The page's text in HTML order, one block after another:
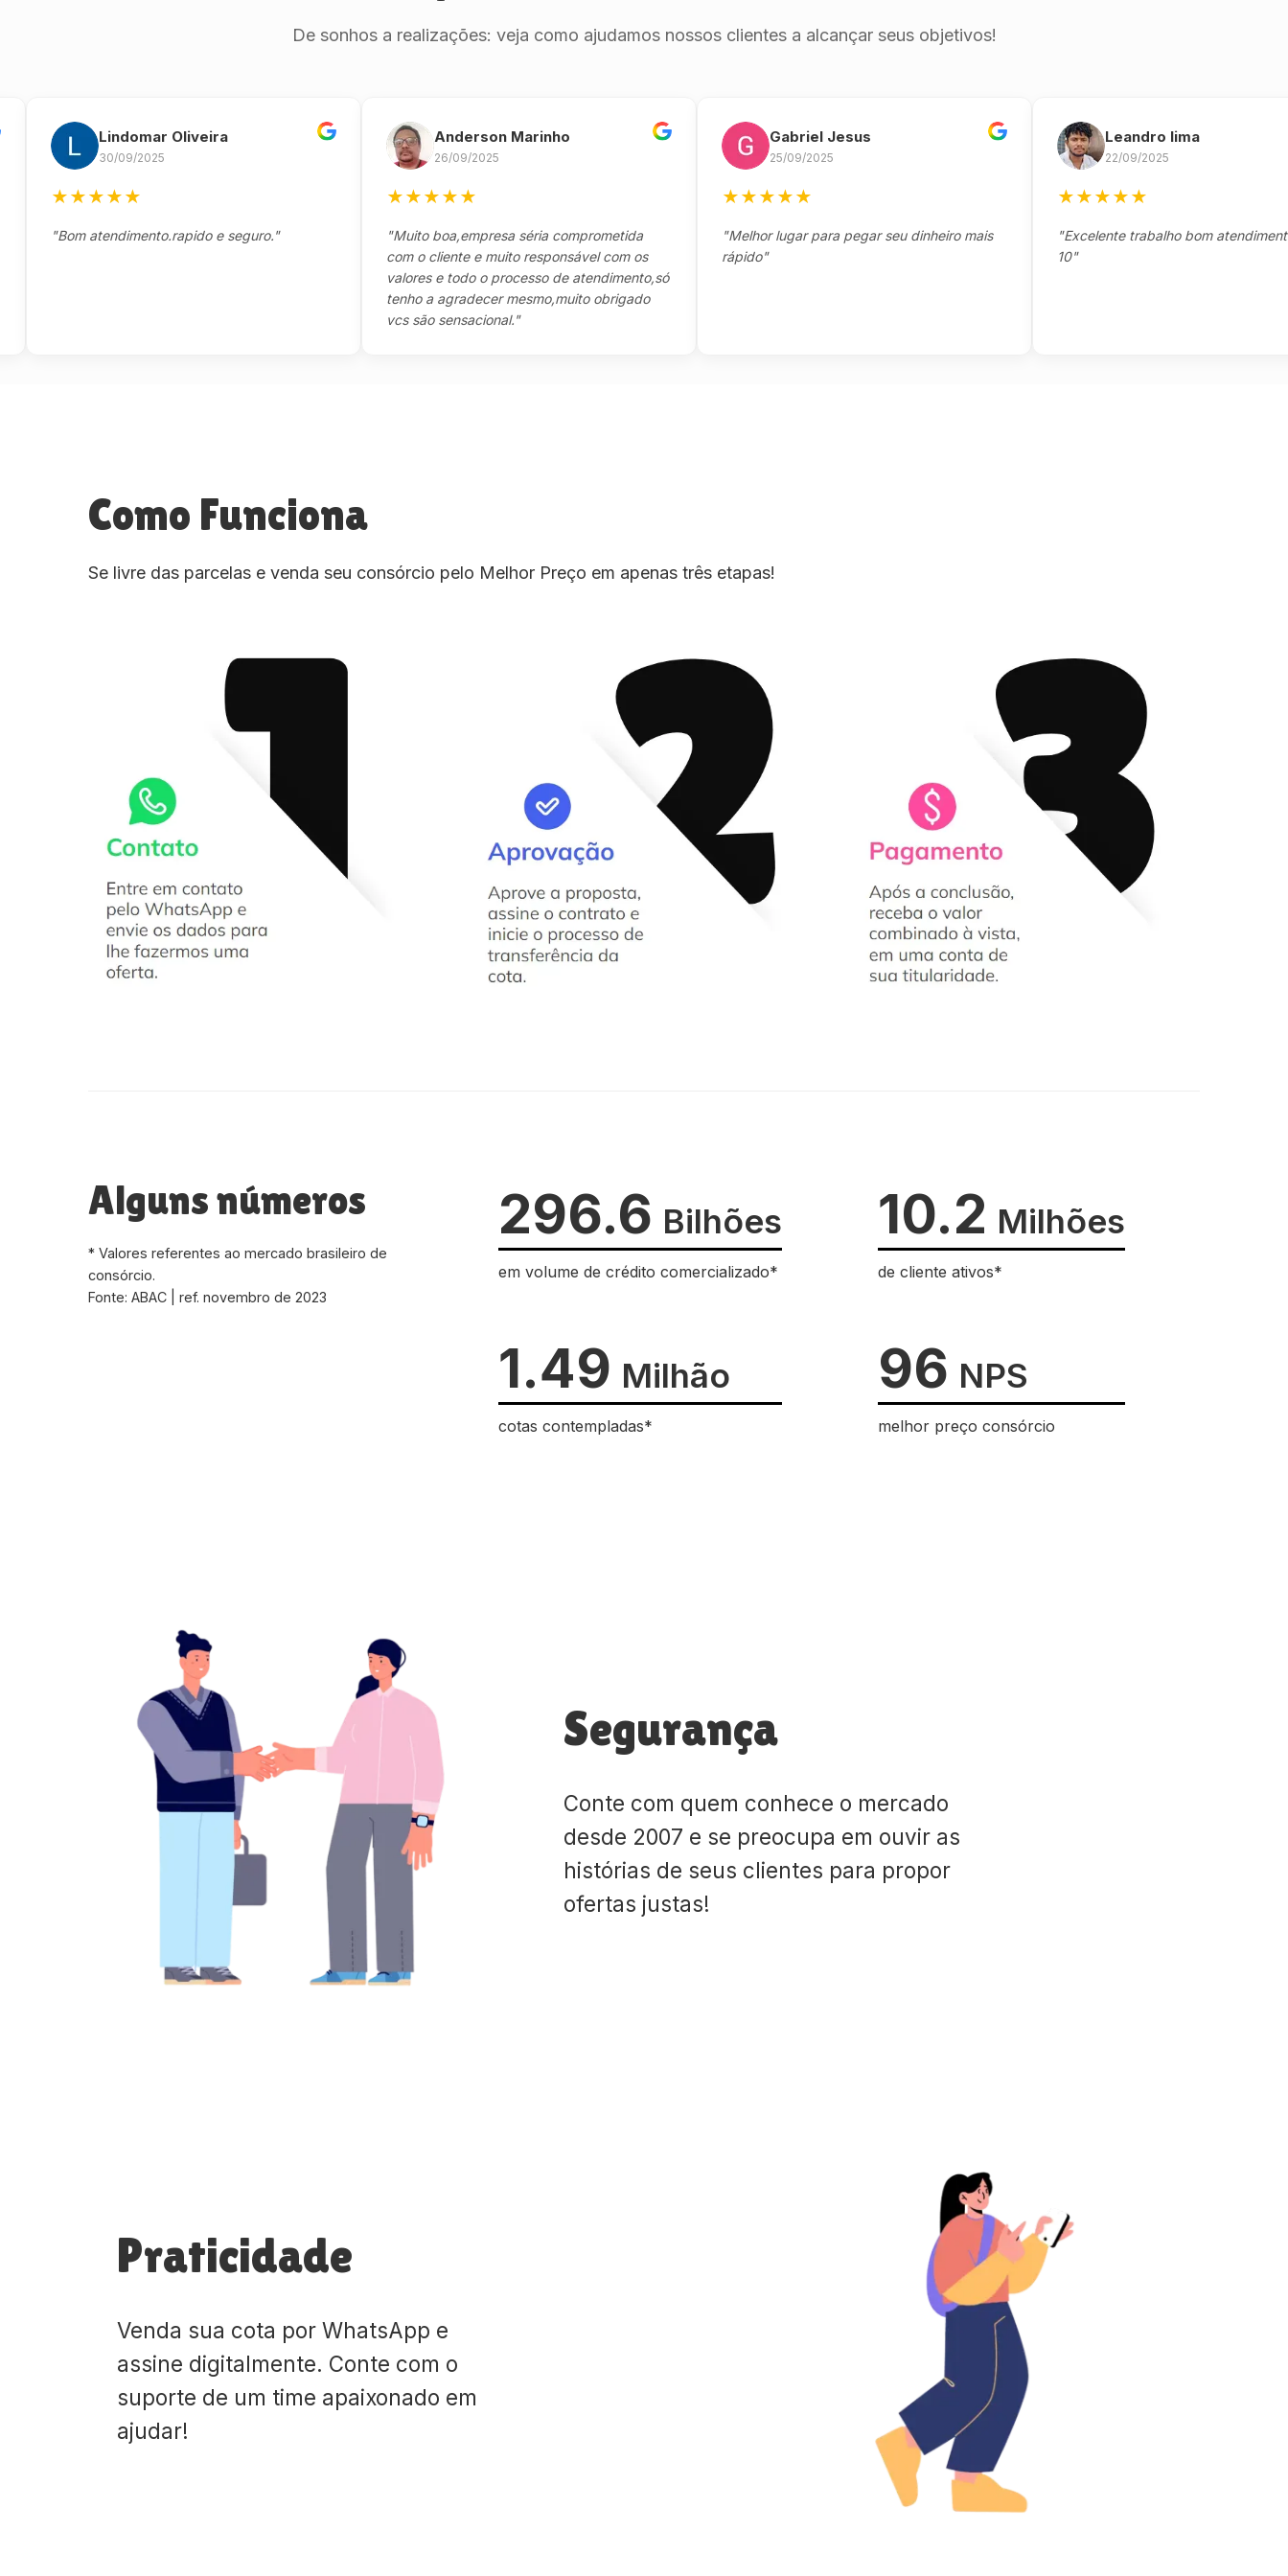
De sonhos a realizações: veja como ajudamos nossos clientes a alcançar seus objetivos!
Lindomar Oliveira
30/09/2025
★★★
"Bom atendimento.rapido e seguro."
Anderson Marinho
26/09/2025
★★★
"Muito boa,empresa séria comprometida
com o cliente e muito responsável com os
valores e todo o processo de atendimento,só
tenho a agradecer mesmo,muito obrigado
vcs são sensacional."
Gabriel Jesus
25/09/2025
★★★
"Melhor lugar para pegar seu dinheiro mais
rápido"
Leandro lima
22/09/2025
★★★
"Excelente trabalho bom atendimento
Como Funciona
Se livre das parcelas e venda seu consórcio pelo Melhor Preço em apenas três etapas!
Alguns números
* Valores referentes ao mercado brasileiro de
consórcio.
Fonte: ABAC | ref. novembro de 2023
296.6 Bilhões
em volume de crédito comercializado*
10.2 Milhões
de cliente ativos*
1.49 Milhão
cotas contempladas*
96 NPS
melhor preço consórcio
Segurança
Conte com quem conhece o mercado
desde 2007 e se preocupa em ouvir as
histórias de seus clientes para propor
ofertas justas!
Praticidade
Venda sua cota por WhatsApp e
assine digitalmente. Conte com o
suporte de um time apaixonado em
ajudar!